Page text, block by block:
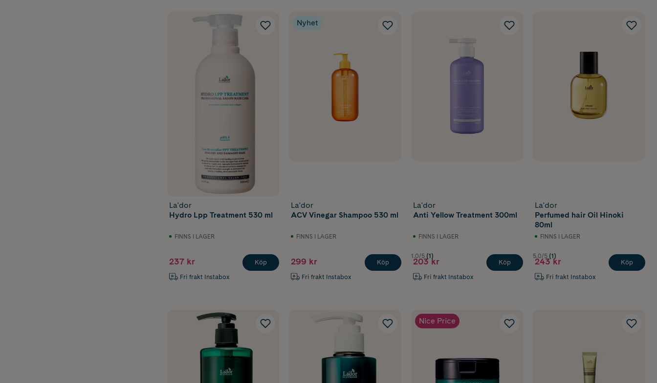
La'dor
Hydro Lpp Treatment 530 ml
FINNS I LAGER
237 kr
Fri frakt Instabox
Köp
Nyhet
La'dor
ACV Vinegar Shampoo 530 ml
FINNS I LAGER
299 kr
Fri frakt Instabox
Köp
La'dor
Anti Yellow Treatment 300ml
FINNS I LAGER
1.0/5 (1)
203 kr
Fri frakt Instabox
Köp
La'dor
Perfumed hair Oil Hinoki
80ml
FINNS I LAGER
5.0/5 (1)
243 kr
Fri frakt Instabox
Köp
Nice Price